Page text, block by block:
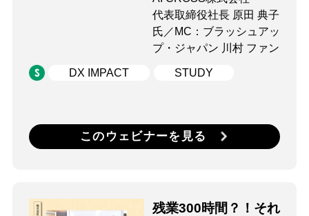
代表取締役社長 原田 典子
氏／MC：ブラッシュアッ
プ・ジャパン 川村 ファン
DX IMPACT STUDY
このウェビナーを見る
残業300時間？！それ